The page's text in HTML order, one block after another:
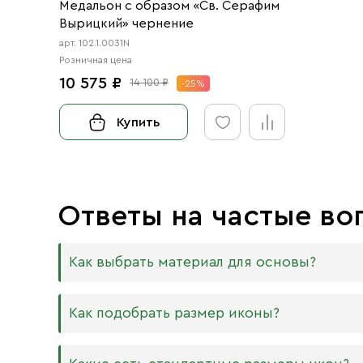
Медальон с образом «Св. Серафим
Вырицкий» чернение
арт. 102.1.0031N
Розничная цена
10 575 ₽ 14 100 ₽ -25%
Купить
Ответы на частые
Как выбрать материал для основы?
Мы изготавливаем иконы на трёх разных видах
МДФ. Ламинированная древесно-
Как подобрать размер иконы?